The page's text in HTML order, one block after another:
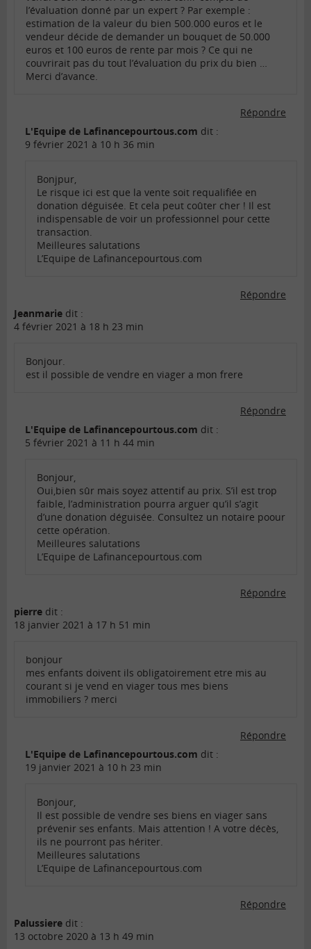
l’évaluation donné par un expert ? Par exemple :
estimation de la valeur du bien 500.000 euros et le
vendeur décide de demander un bouquet de 50.000
euros et 100 euros de rente par mois ? Ce qui ne
couvrirait pas du tout l’évaluation du prix du bien …
Merci d’avance.
Répondre
L'Equipe de Lafinancepourtous.com dit :
9 février 2021 à 10 h 36 min
Bonjpur,
Le risque ici est que la vente soit requalifiée en
donation déguisée. Et cela peut coûter cher ! Il est
indispensable de voir un professionnel pour cette
transaction.
Meilleures salutations
L’Equipe de Lafinancepourtous.com
Répondre
Jeanmarie dit :
4 février 2021 à 18 h 23 min
Bonjour.
est il possible de vendre en viager a mon frere
Répondre
L'Equipe de Lafinancepourtous.com dit :
5 février 2021 à 11 h 44 min
Bonjour,
Oui,bien sûr mais soyez attentif au prix. S’il est trop
faible, l’administration pourra arguer qu’il s’agit
d’une donation déguisée. Consultez un notaire poour
cette opération.
Meilleures salutations
L’Equipe de Lafinancepourtous.com
Répondre
pierre dit :
18 janvier 2021 à 17 h 51 min
bonjour
mes enfants doivent ils obligatoirement etre mis au
courant si je vend en viager tous mes biens
immobiliers ? merci
Répondre
L'Equipe de Lafinancepourtous.com dit :
19 janvier 2021 à 10 h 23 min
Bonjour,
Il est possible de vendre ses biens en viager sans
prévenir ses enfants. Mais attention ! A votre décès,
ils ne pourront pas hériter.
Meilleures salutations
L’Equipe de Lafinancepourtous.com
Répondre
Palussiere dit :
13 octobre 2020 à 13 h 49 min